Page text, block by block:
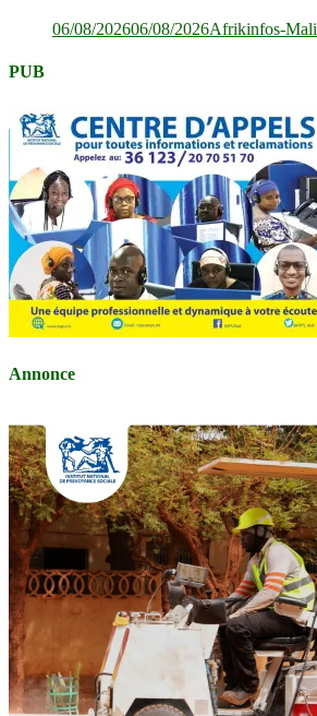
06/08/202606/08/2026Afrikinfos-Mali
PUB
Annonce